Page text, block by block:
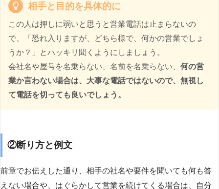
相手と目的を具体的に
この人は押しに弱いと思うと営業電話は止まらないの
で、「恐れ入りますが、どちら様で、何かの営業でしょ
うか？」とハッキリ聞くようにしましょう。
会社名や屋号を名乗らない、名前を名乗らない、 何の営
業か言わない場合は、大事な電話ではないので、無視し
て電話を切っても良いでしょう。
②断り方と例文
前章でお伝えした通り、相手の社名や要件を聞いても何も答
えない場合や、はぐらかして営業を続けてくる場合は、自分